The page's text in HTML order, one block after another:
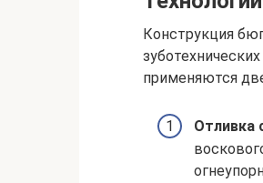
Конструкция
применяются
Отливка